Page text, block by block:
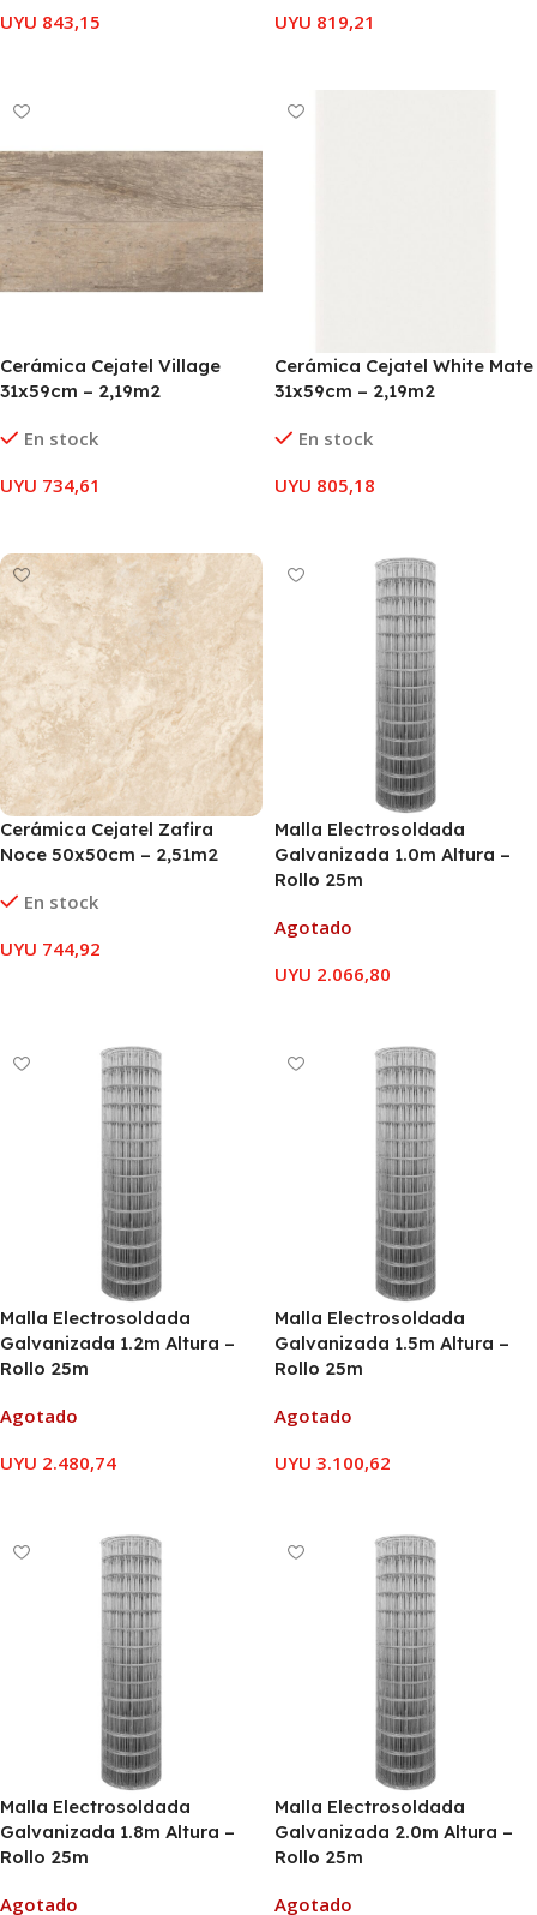
UYU 843,15
UYU 819,21
Cerámica Cejatel Village
31x59cm – 2,19m2
En stock
UYU 734,61
Cerámica Cejatel White Mate
31x59cm – 2,19m2
En stock
UYU 805,18
Cerámica Cejatel Zafira
Noce 50x50cm – 2,51m2
En stock
UYU 744,92
Malla Electrosoldada
Galvanizada 1.0m Altura –
Rollo 25m
Agotado
UYU 2.066,80
Malla Electrosoldada
Galvanizada 1.2m Altura –
Rollo 25m
Agotado
UYU 2.480,74
Malla Electrosoldada
Galvanizada 1.5m Altura –
Rollo 25m
Agotado
UYU 3.100,62
Malla Electrosoldada
Galvanizada 1.8m Altura –
Rollo 25m
Agotado
Malla Electrosoldada
Galvanizada 2.0m Altura –
Rollo 25m
Agotado